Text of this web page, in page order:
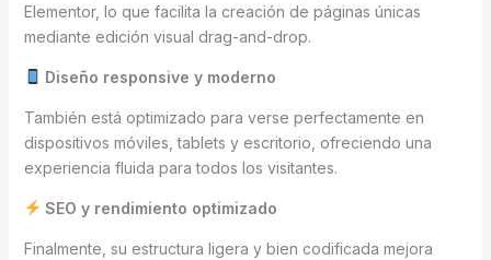
Elementor, lo que facilita la creación de páginas únicas
mediante edición visual drag-and-drop.
Diseño responsive y moderno
También está optimizado para verse perfectamente en
dispositivos móviles, tablets y escritorio, ofreciendo una
experiencia fluida para todos los visitantes.
SEO y rendimiento optimizado
Finalmente, su estructura ligera y bien codificada mejora